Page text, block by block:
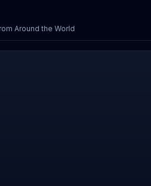
Around the World